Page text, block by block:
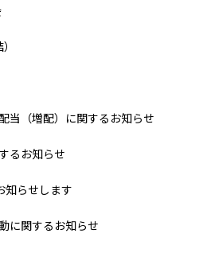
当（増配）に関するお知らせ
るお知らせ
知らせします
に関するお知らせ